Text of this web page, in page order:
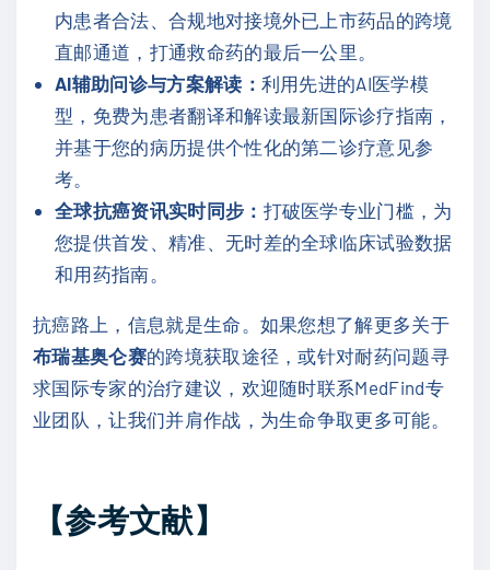
内患者合法、合规地对接境外已上市药品的跨境
直邮通道，打通救命药的最后一公里。
AI辅助问诊与方案解读： 利用先进的AI医学模
型，免费为患者翻译和解读最新国际诊疗指南，
并基于您的病历提供个性化的第二诊疗意见参
考。
全球抗癌资讯实时同步： 打破医学专业门槛，为
您提供首发、精准、无时差的全球临床试验数据
和用药指南。
抗癌路上，信息就是生命。如果您想了解更多关于
布瑞基奥仑赛的跨境获取途径，或针对耐药问题寻
求国际专家的治疗建议，欢迎随时联系MedFind专
业团队，让我们并肩作战，为生命争取更多可能。
【参考文献】